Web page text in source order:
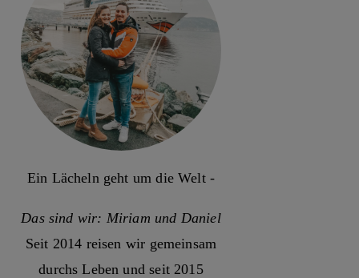
Ein Lächeln geht um die Welt -
Das sind wir: Miriam und Daniel
Seit 2014 reisen wir gemeinsam
durchs Leben und seit 2015